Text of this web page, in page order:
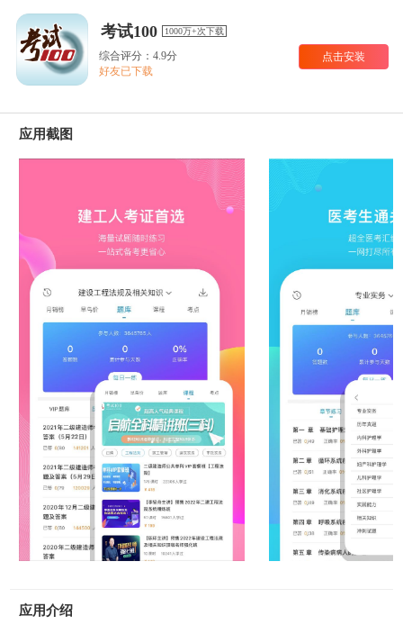
考试100 1000万+次下载
综合评分：4.9分
好友已下载
点击安装
应用截图
应用介绍